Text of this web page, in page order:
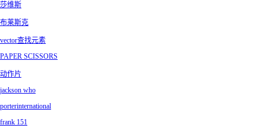
莎维斯
布莱斯克
vector查找元素
PAPER SCISSORS
动作片
jackson who
porterinternational
frank 151